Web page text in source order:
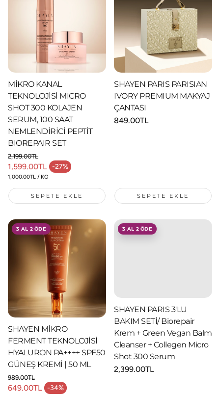
MİKRO KANAL
TEKNOLOJİSİ MICRO
SHOT 300 KOLAJEN
SERUM, 100 SAAT
NEMLENDİRİCİ PEPTİT
BIOREPAIR SET
1,599.00TL -27%
İndirimli fiyat
Normal fiyat
2,199.00TL
BIRIM FIYAT
1,000.00TL / /
KG
SEPETE EKLE
SHAYEN PARIS PARISIAN
IVORY PREMIUM MAKYAJ
ÇANTASI
Normal
849.00TL
SEPETE EKLE
3 AL 2 ÖDE
SHAYEN MİKRO
FERMENT TEKNOLOJİSİ
HYALURON PA++++ SPF50
GÜNEŞ KREMİ | 50 ML
649.00TL -34%
İndirimli fiyat
Normal fiyat
989.00TL
3 AL 2 ÖDE
SHAYEN PARIS 3'LU
BAKIM SETİ/ Biorepair
Krem + Green Vegan Balm
Cleanser + Collegen Micro
Shot 300 Serum
Normal
2,399.00TL